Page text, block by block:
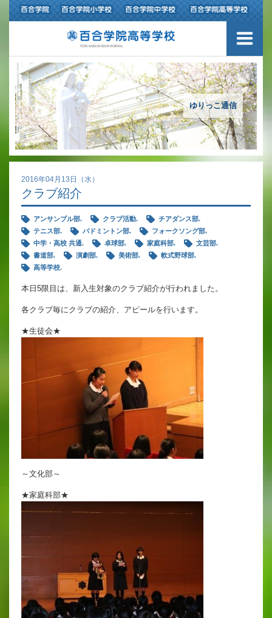
ゆりっこ通信
2016年04月13日（水）
クラブ紹介
アンサンブル部. クラブ活動.
チアダンス部.
テニス部.
バドミントン部.
フォークソング部.
中学・高校 共通.
卓球部. 家庭科部.
文芸部.
書道部.
演劇部. 美術部.
軟式野球部.
高等学校.
本日5限目は、新入生対象のクラブ紹介が行われました。
各クラブ毎にクラブの紹介、アピールを行います。
★生徒会★
～文化部～
★家庭科部★
学校紹介
アクセスマップ
沿革
アカデミックリサーチコース
キャリアリサーチコース
充実のフォローアップ体制
施設紹介
ゆりっこおすすめの
学校スポット
行事スケジュール
制服紹介
帰国子女・転編入試験募集要項
入学金・学費